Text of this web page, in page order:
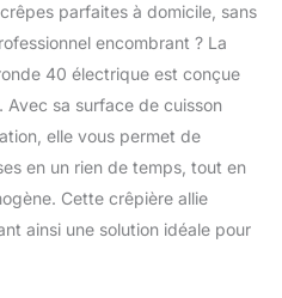
parfaites à domicile, sans
encombrant ? La
40 électrique est conçue
sa surface de cuisson
elle vous permet de
en un rien de temps, tout en
Cette crêpière allie
ainsi une solution idéale pour